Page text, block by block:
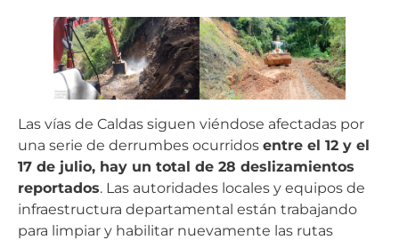
Las vías de Caldas siguen viéndose afectadas por
una serie de derrumbes ocurridos entre el 12 y el
17 de julio, hay un total de 28 deslizamientos
reportados. Las autoridades locales y equipos de
infraestructura departamental están trabajando
para limpiar y habilitar nuevamente las rutas